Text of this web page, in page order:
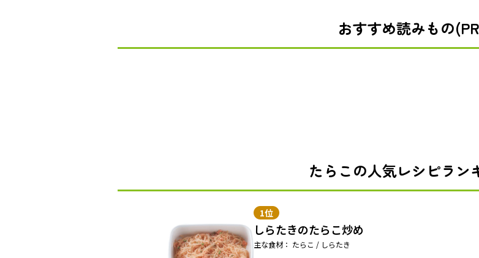
おすすめ読みもの
たらこの人気レシピラン
1位
しらたきのたらこ炒め
主な食材： たらこ / しらたき